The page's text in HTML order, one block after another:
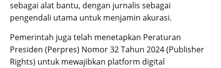
sebagai alat bantu, dengan jurnalis sebagai
pengendali utama untuk menjamin akurasi.
Pemerintah juga telah menetapkan Peraturan
Presiden (Perpres) Nomor 32 Tahun 2024 (Publisher
Rights) untuk mewajibkan platform digital